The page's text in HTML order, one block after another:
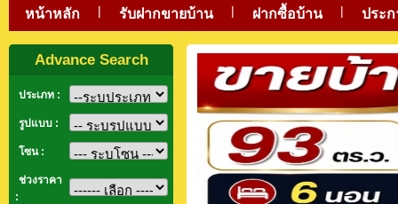
หน้าหลัก | รับฝากขายบ้าน | ฝากซื้อบ้าน | ประ
Advance Search
ประเภท :
รูปแบบ :
โซน :
ช่วงราคา
: